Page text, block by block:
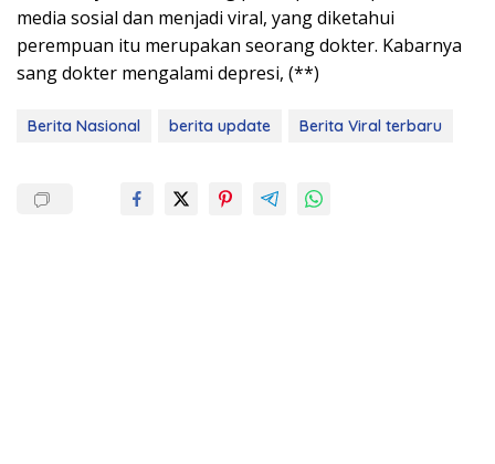
media sosial dan menjadi viral, yang diketahui
perempuan itu merupakan seorang dokter. Kabarnya
sang dokter mengalami depresi, (**)
Berita Nasional berita update Berita Viral terbaru